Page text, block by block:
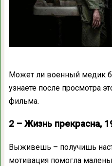
Может ли военный медик
узнаете после просмотра
фильма.
2 – Жизнь прекрасна,
Выживешь – получишь
мотивация помогла